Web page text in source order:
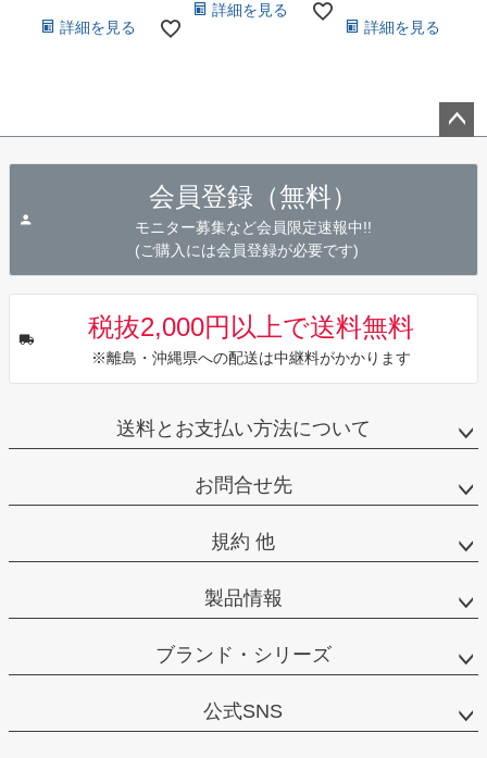
詳細を見る
詳細を見る
詳細を見る
会員登録（無料）
モニター募集など会員限定速報中!!
(ご購入には会員登録が必要です)
税抜2,000円以上で送料無料
※離島・沖縄県への配送は中継料がかかります
送料とお支払い方法について
お問合せ先
規約 他
製品情報
ブランド・シリーズ
公式SNS